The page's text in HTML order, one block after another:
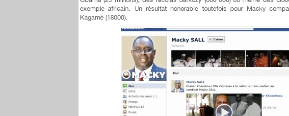
exemple africain. Un résultat honorable toutefois pour Macky
Kagamé (18000).